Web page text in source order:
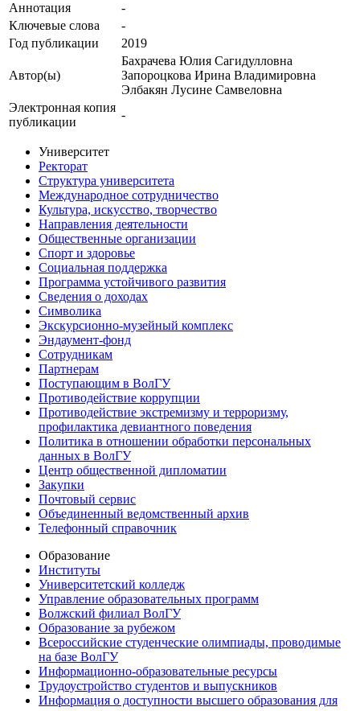
Аннотация
-
Ключевые cлова
-
Год публикации
2019
Автор(ы)
Бахрачева Юлия Сагидулловна
Запороцкова Ирина Владимировна
Элбакян Лусине Самвеловна
Электронная копия
публикации
-
Университет
Ректорат
Структура университета
Международное сотрудничество
Культура, искусство, творчество
Направления деятельности
Общественные организации
Спорт и здоровье
Социальная поддержка
Программа устойчивого развития
Сведения о доходах
Символика
Экскурсионно-музейный комплекс
Эндаумент-фонд
Сотрудникам
Партнерам
Поступающим в ВолГУ
Противодействие коррупции
Противодействие экстремизму и терроризму,
профилактика девиантного поведения
Политика в отношении обработки персональных
данных в ВолГУ
Центр общественной дипломатии
Закупки
Почтовый сервис
Объединенный ведомственный архив
Телефонный справочник
Образование
Институты
Университетский колледж
Управление образовательных программ
Волжский филиал ВолГУ
Образование за рубежом
Всероссийские студенческие олимпиады, проводимые
на базе ВолГУ
Информационно-образовательные ресурсы
Трудоустройство студентов и выпускников
Информация о доступности высшего образования для